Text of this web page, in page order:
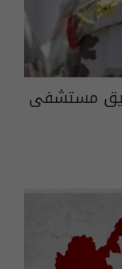
مستشفى